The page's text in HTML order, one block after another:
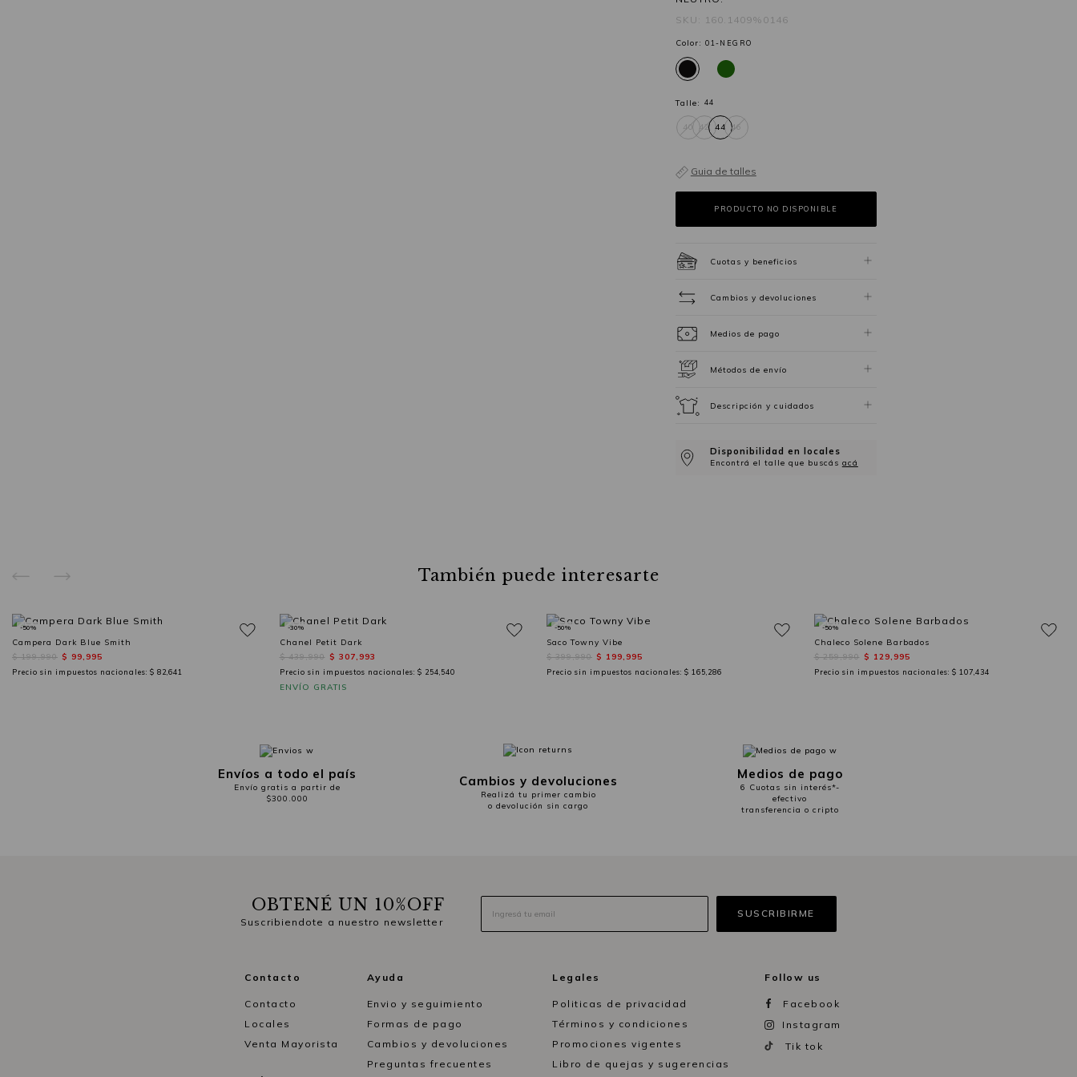
SKU: 160.1409%0146
Color: 01-NEGRO
Talle: 44
40 42 44 46
Guia de talles
Cuotas y beneficios
Cambios y devoluciones
Medios de pago
Métodos de envío
Descripción y cuidados
Disponibilidad en locales
Encontrá el talle que buscás acá
También puede interesarte
Campera Dark Blue Smith
$ 199,990 $ 99,995
Precio sin impuestos nacionales: $ 82,641
-50%
Chanel Petit Dark
$ 439,990 $ 307,993
Precio sin impuestos nacionales: $ 254,540
ENVÍO GRATIS
-30%
Saco Towny Vibe
$ 399,990 $ 199,995
Precio sin impuestos nacionales: $ 165,286
-50%
Chaleco Solene Barbados
$ 259,990 $ 129,995
Precio sin impuestos nacionales: $ 107,434
-50%
Envíos a todo el país
Envío gratis a partir de
$300.000
Cambios y devoluciones
Realizá tu primer cambio
o devolución sin cargo
Medios de pago
6 Cuotas sin interés*-
efectivo
transferencia o cripto
OBTENÉ UN 10%OFF
Suscribiendote a nuestro newsletter
Contacto
Contacto
Locales
Venta Mayorista
Ayuda
Envio y seguimiento
Formas de pago
Cambios y devoluciones
Preguntas frecuentes
Legales
Politicas de privacidad
Términos y condiciones
Promociones vigentes
Libro de quejas y sugerencias
Follow us
Facebook
Instagram
Tik tok